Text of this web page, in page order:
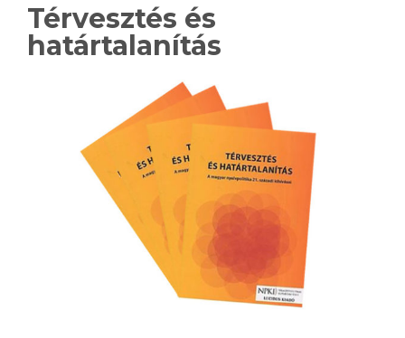
Térvesztés és
határtalanítás